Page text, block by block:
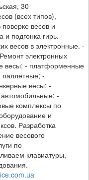
30
(всех типов),
весов и
и подгонка гирь. -
весов в электронные. -
электронных
весы; - платформенные
-
весы; -
-
комплексы по
и
Разработка
весового
по
клавиатуры,